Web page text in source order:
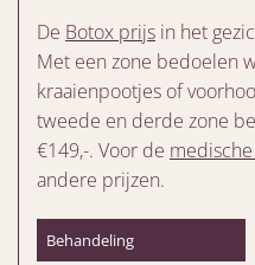
De Botox prijs in het
Met een zone bedoelen
kraaienpootjes of
tweede en derde zone
€149,-. Voor de
andere prijzen.
Behandeling